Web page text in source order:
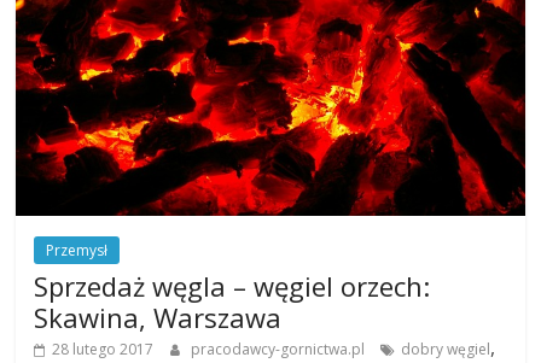
Przemysł
Sprzedaż węgla – węgiel orzech:
Skawina, Warszawa
28 lutego 2017 pracodawcy-gornictwa.pl dobry węgiel,